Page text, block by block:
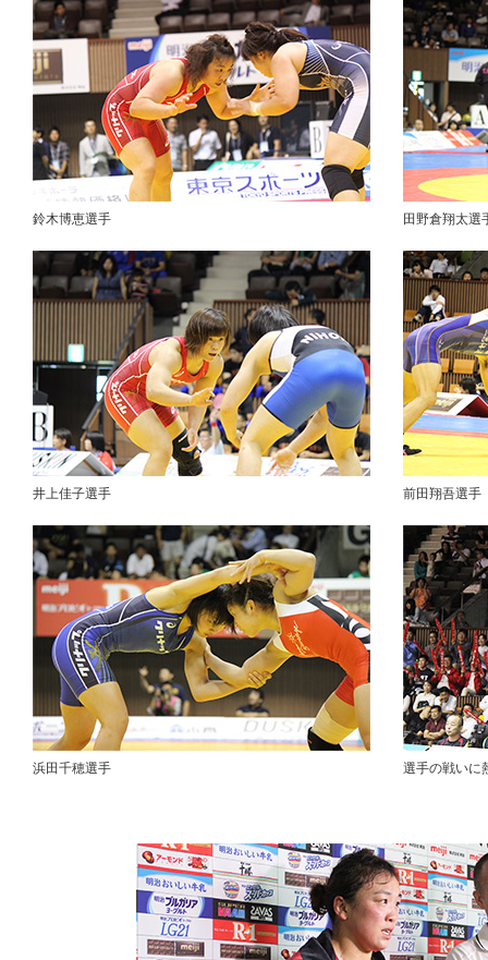
鈴木博恵選手 田野倉翔太選
井上佳子選手 前田翔吾選手
浜田千穂選手 選手の戦いに